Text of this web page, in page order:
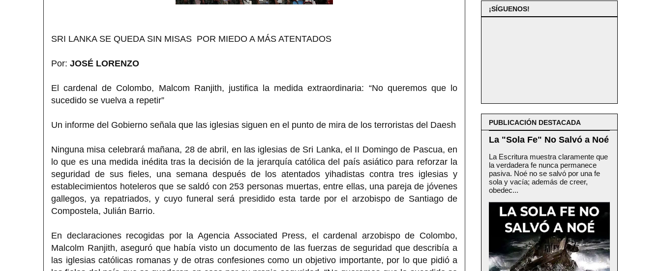
SRI LANKA SE QUEDA SIN MISAS POR MIEDO A MÁS ATENTADOS
Por: JOSÉ LORENZO
El cardenal de Colombo, Malcom Ranjith, justifica la medida extraordinaria: “No queremos que lo
sucedido se vuelva a repetir”
Un informe del Gobierno señala que las iglesias siguen en el punto de mira de los terroristas del Daesh
Ninguna misa celebrará mañana, 28 de abril, en las iglesias de Sri Lanka, el II Domingo de Pascua, en
lo que es una medida inédita tras la decisión de la jerarquía católica del país asiático para reforzar la
seguridad de sus fieles, una semana después de los atentados yihadistas contra tres iglesias y
establecimientos hoteleros que se saldó con 253 personas muertas, entre ellas, una pareja de jóvenes
gallegos, ya repatriados, y cuyo funeral será presidido esta tarde por el arzobispo de Santiago de
Compostela, Julián Barrio.
En declaraciones recogidas por la Agencia Associated Press, el cardenal arzobispo de Colombo,
Malcolm Ranjith, aseguró que había visto un documento de las fuerzas de seguridad que describía a
las iglesias católicas romanas y de otras confesiones como un objetivo importante, por lo que pidió a
¡SÍGUENOS!
PUBLICACIÓN DESTACADA
La "Sola Fe" No Salvó a Noé
La Escritura muestra claramente que
la verdadera fe nunca permanece
pasiva. Noé no se salvó por una fe
sola y vacía; además de creer,
obedec...